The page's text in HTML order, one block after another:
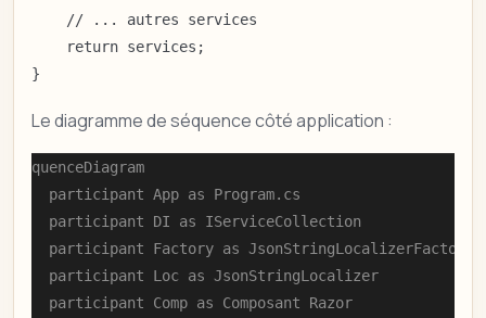
    // ... autres services
    return services;
}
Le diagramme de séquence côté application :
sequenceDiagram
    participant App as Program.cs
    participant DI as IServiceCollection
    participant Factory as JsonStringLocalizerFactory
    participant Loc as JsonStringLocalizer
    participant Comp as Composant Razor